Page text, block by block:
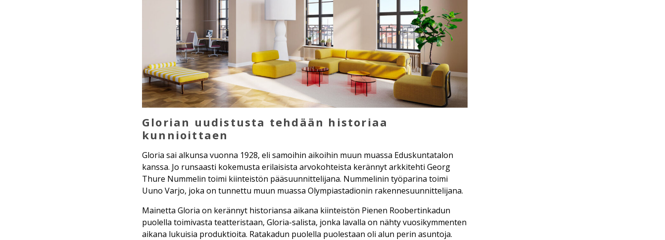
Glorian uudistusta tehdään historiaa
kunnioittaen
Gloria sai alkunsa vuonna 1928, eli samoihin aikoihin muun muassa Eduskuntatalon
kanssa. Jo runsaasti kokemusta erilaisista arvokohteista kerännyt arkkitehti Georg
Thure Nummelin toimi kiinteistön pääsuunnittelijana. Nummelinin työparina toimi
Uuno Varjo, joka on tunnettu muun muassa Olympiastadionin rakennesuunnittelijana.
Mainetta Gloria on kerännyt historiansa aikana kiinteistön Pienen Roobertinkadun
puolella toimivasta teatteristaan, Gloria-salista, jonka lavalla on nähty vuosikymmenten
aikana lukuisia produktioita. Ratakadun puolella puolestaan oli alun perin asuntoja.